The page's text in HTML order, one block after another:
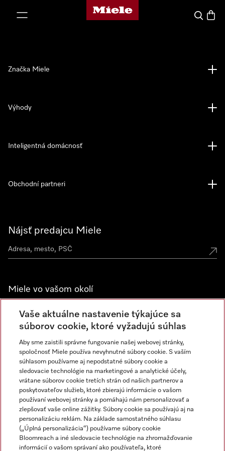
Domovská stránka spoločnosti Miele
Hľadať
Nájsť predajcu Miele
Miele vo vašom okolí
Spoznajte predajne Miele
Newsletter
Značka Miele
Výhody
Inteligentná domácnosť
Obchodní partneri
Miele na Instagrame
Miele na YouTube
Vaše aktuálne nastavenie týkajúce sa
súborov cookie, ktoré vyžadujú súhlas
Aby sme zaistili správne fungovanie našej webovej stránky,
spoločnosť Miele používa nevyhnutné súbory cookie. S vaším
súhlasom používame aj nepodstatné súbory cookie a
sledovacie technológie na marketingové a analytické účely,
vrátane súborov cookie tretích strán od našich partnerov a
poskytovateľov služieb, ktoré zbierajú informácie o vašom
používaní webovej stránky a pomáhajú nám personalizovať a
zlepšovať vaše online zážitky. Súbory cookie sa používajú aj na
personalizáciu reklám. Na základe samostatného súhlasu
(„Úplná personalizácia“) používame súbory cookie
Bloomreach a iné sledovacie technológie na zhromažďovanie
informácií o vašom správaní ako používateľa, ktoré